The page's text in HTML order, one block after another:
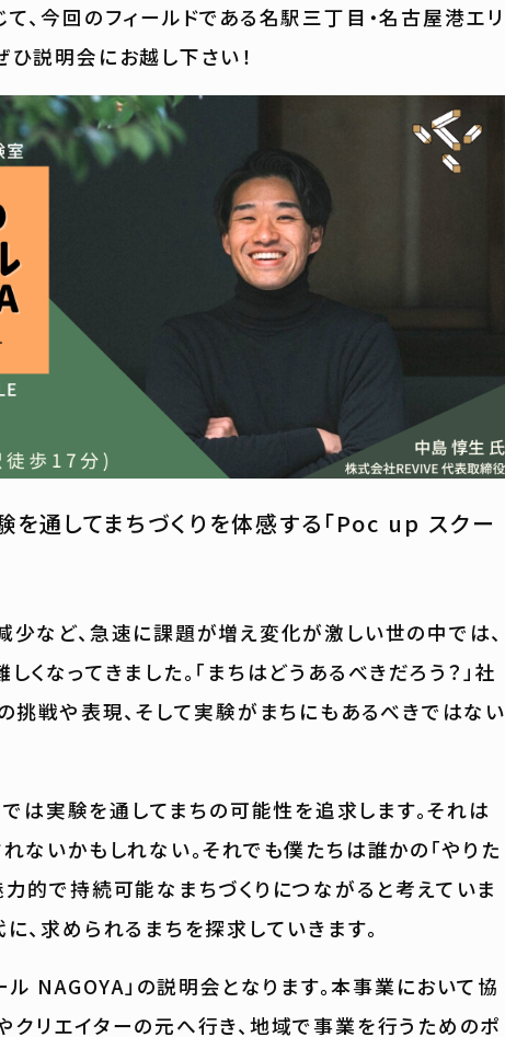
、今回のフィールドである名駅三丁目・名古屋港エリ
説明会にお越し下さい！
通してまちづくりを体感する「Poc up スクー
など、急速に課題が増え変化が激しい世の中では、
くなってきました。「まちはどうあるべきだろう？」社
挑戦や表現、そして実験がまちにもあるべきではない
は実験を通してまちの可能性を追求します。それは
ないかもしれない。それでも僕たちは誰かの「やりた
的で持続可能なまちづくりにつながると考えていま
、求められるまちを探求していきます。
NAGOYA」の説明会となります。本事業において協
リエイターの元へ行き、地域で事業を行うためのポ